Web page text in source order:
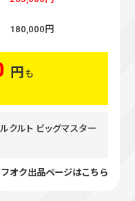
180,000円
円 も
クルト ビッグマスター
オク出品ページはこちら